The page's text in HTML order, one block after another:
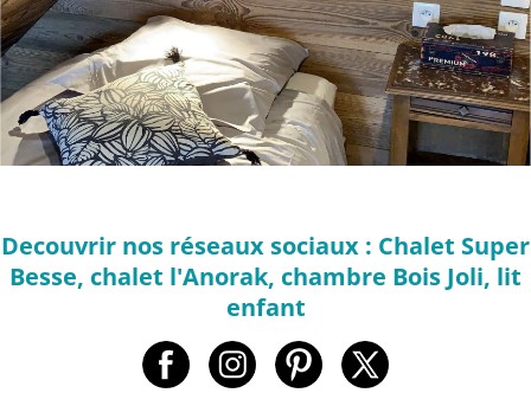
Decouvrir nos réseaux sociaux : Chalet Super
Besse, chalet l'Anorak, chambre Bois Joli, lit
enfant